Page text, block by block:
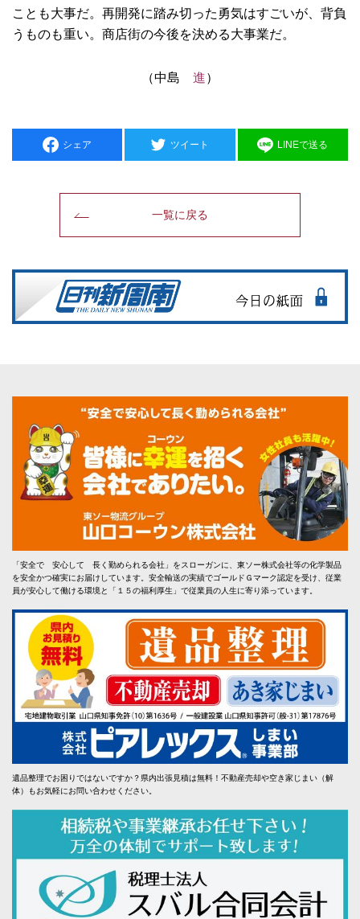
ことも大事だ。再開発に踏み切った勇気はすごいが、背負
うものも重い。商店街の今後を決める大事業だ。
（中島 進）
シェア ツイート LINEで送る
一覧に戻る
「安全で 安心して 長く勤められる会社」をスローガンに、東ソー株式会社等の化学製品
を安全かつ確実にお届けしています。安全輸送の実績でゴールドＧマーク認定を受け、従業
員が安心して働ける環境と「１５の福利厚生」で従業員の人生に寄り添っています。
遺品整理でお困りではないですか？県内出張見積は無料！不動産売却や空き家じまい（解
体）もお気軽にお問い合わせください。